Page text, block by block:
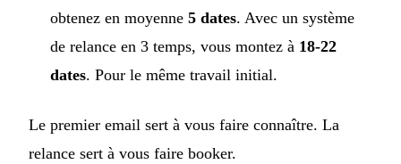
obtenez en moyenne 5 dates. Avec un système
de relance en 3 temps, vous montez à 18-22
dates. Pour le même travail initial.
Le premier email sert à vous faire connaître. La
relance sert à vous faire booker.